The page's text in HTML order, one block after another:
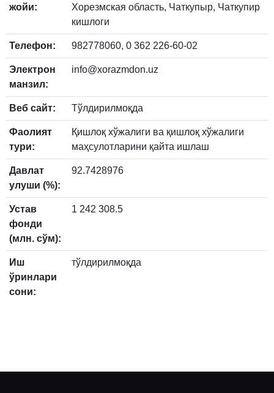
жойи:
Хорезмская область, Чаткупыр, Чаткупир
кишлоги
Телефон: 982778060, 0 362 226-60-02
Электрон
манзил:
info@xorazmdon.uz
Веб сайт: Тўлдирилмоқда
Фаолият
тури:
Қишлоқ хўжалиги ва қишлоқ хўжалиги
маҳсулотларини қайта ишлаш
Давлат
улуши (%):
92.7428976
Устав
фонди
(млн. сўм):
1 242 308.5
Иш
ўринлари
сони:
тўлдирилмоқда